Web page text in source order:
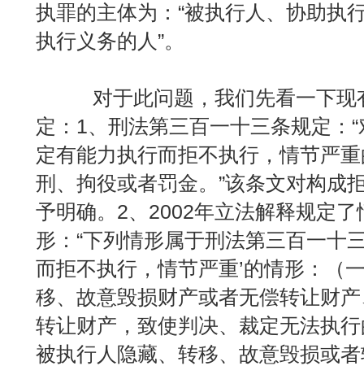
执罪的主体为：“被执行人、协助执
执行义务的人”。
对于此问题，我们先看一下现
定：1、刑法第三百一十三条规定：
定有能力执行而拒不执行，情节严
刑、拘役或者罚金。”该条文对构成
予明确。2、2002年立法解释规定
形：“下列情形属于刑法第三百一十
而拒不执行，情节严重’的情形：（
移、故意毁损财产或者无偿转让财
转让财产，致使判决、裁定无法执
被执行人隐藏、转移、故意毁损或